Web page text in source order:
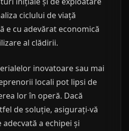
ciclului de viață
e cu adevărat economică
al clădirii.
inovatoare sau mai
locali pot lipsi de
lor în operă. Dacă
de soluție, asigurați-vă
a echipei și